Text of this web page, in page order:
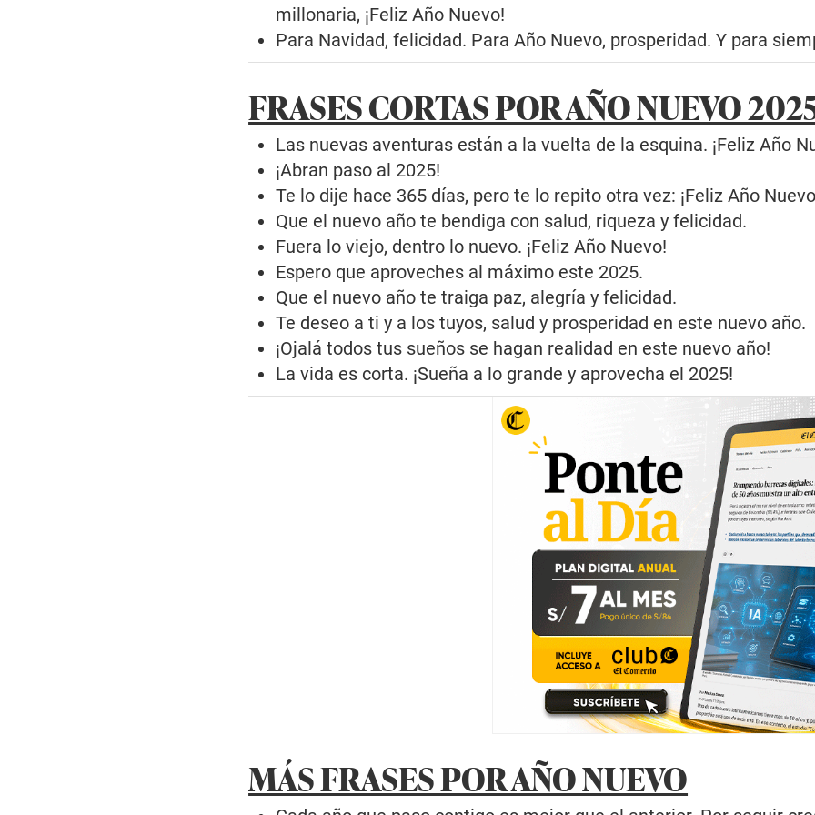
millonaria, ¡Feliz Año Nuevo!
Para Navidad, felicidad. Para Año Nuevo, prosperidad. Y para
FRASES CORTAS POR AÑO NUEVO
Las nuevas aventuras están a la vuelta de la esquina. ¡Feliz Año
¡Abran paso al 2025!
Te lo dije hace 365 días, pero te lo repito otra vez: ¡Feliz Año
Que el nuevo año te bendiga con salud, riqueza y felicidad.
Fuera lo viejo, dentro lo nuevo. ¡Feliz Año Nuevo!
Espero que aproveches al máximo este 2025.
Que el nuevo año te traiga paz, alegría y felicidad.
Te deseo a ti y a los tuyos, salud y prosperidad en este nuevo año.
¡Ojalá todos tus sueños se hagan realidad en este nuevo año!
La vida es corta. ¡Sueña a lo grande y aprovecha el 2025!
MÁS FRASES POR AÑO NUEVO